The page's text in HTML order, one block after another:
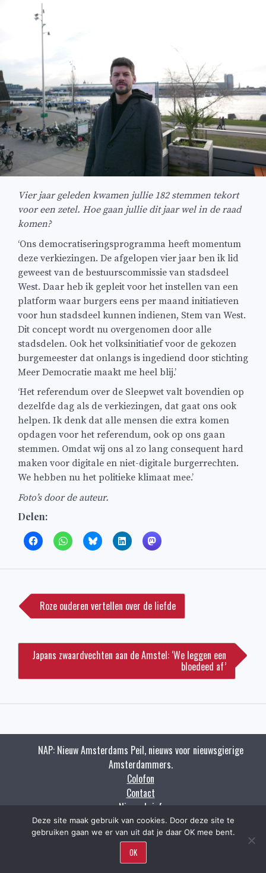
Vier jaar geleden kwamen jullie 182 stemmen tekort
voor een zetel. Hoe gaan jullie dit jaar wel in de raad
komen?
‘Ons democratiseringsprogramma heeft momentum
deze verkiezingen. De afgelopen vier jaar ben ik lid
geweest van de bestuurscommissie van stadsdeel
West. Daar heb ik gepleit voor het instellen van een
platform waar burgers eens per maand initiatieven
voor hun stadsdeel kunnen indienen, Stem van West.
Dit concept wordt nu overgenomen door alle
stadsdelen. Ook het volksinitiatief voor de gekozen
burgemeester dat onlangs is ingediend door stichting
Meer Democratie maakt me heel blij.’
‘Het referendum over de Sleepwet valt bovendien op
dezelfde dag als de verkiezingen, dat gaat ons ook
helpen. Ik denk dat alle mensen die extra komen
opdagen voor het referendum, ook op ons gaan
stemmen. Omdat wij ons al zo lang consequent hard
maken voor digitale en niet-digitale burgerrechten.
We hebben nu het politieke klimaat mee.’
Foto’s door de auteur.
Delen:
navigatie
Roze ouderen vertellen over de liefde
Japans zwaardvechten aan de Amstel: ‘We leggen een
bloedeed af’
NAP: Nieuw Amsterdams Peil, nieuws voor nieuwsgierige
Amsterdammers.
Colofon
Contact
Nieuwsbrief
Zoeken
Copyright napnieuws.nl 2009 - 2021.
Deze site maak gebruik van cookies. Door deze site te
gebruiken gaan we er van uit dat je daar OK mee bent.
OK